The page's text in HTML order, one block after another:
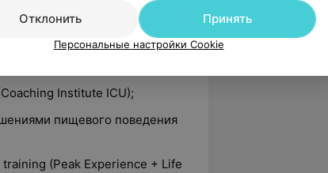
2, Углубленное
B1-2 (МОО СРС КИП);
(МОО СРС КИП);
Institute ICU);
пищевого поведения
(Peak Experience + Life
Отклонить
Принять
Персональные настройки Cookie